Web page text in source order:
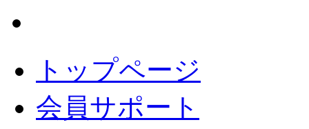
トップページ
会員サポート